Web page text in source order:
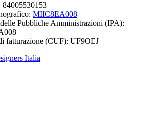
84005530153
MIIC8EA008
Pubbliche Amministrazioni (IPA):
fatturazione (CUF): UF9OEJ
Italia